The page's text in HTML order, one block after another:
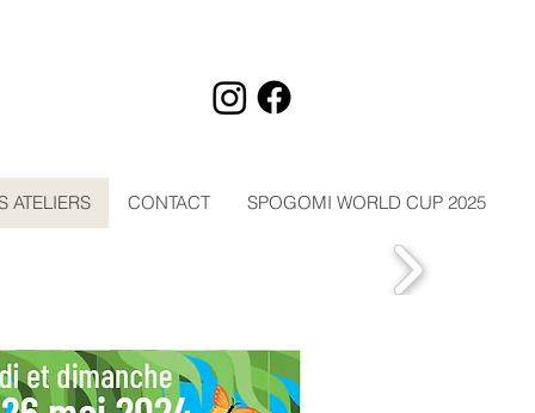
ATELIERS CONTACT SPOGOMI WORLD CUP 2025